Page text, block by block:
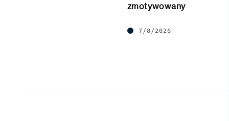
zmotywowany
7/8/2026